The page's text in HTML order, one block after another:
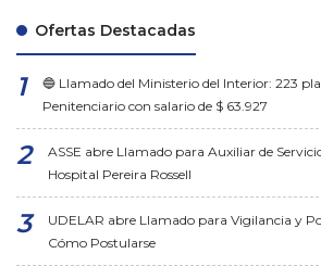
Ofertas Destacadas
🔵 Llamado del Ministerio del Interior: 223
Penitenciario con salario de $ 63.927
ASSE abre Llamado para Auxiliar de
Hospital Pereira Rossell
UDELAR abre Llamado para Vigilancia y
Cómo Postularse